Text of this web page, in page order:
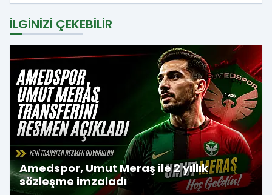
İLGINIZI ÇEKEBILIR
Amedspor, Umut Meraş ile 2 yıllık
sözleşme imzaladı